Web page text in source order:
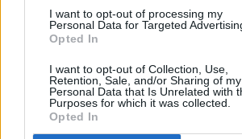
I want to opt-out of processing my
Personal Data for Targeted
Opted In
I want to opt-out of Collection, Use,
Retention, Sale, and/or Sharing of my
Personal Data that Is Unrelated with
Purposes for which it was collected.
Opted In